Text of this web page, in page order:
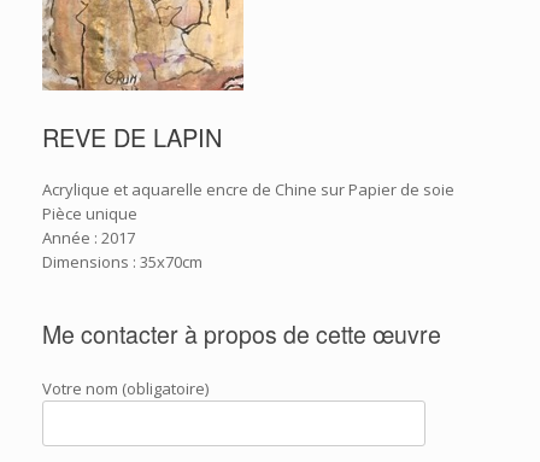
REVE DE LAPIN
Acrylique et aquarelle encre de Chine sur Papier de soie
Pièce unique
Année : 2017
Dimensions : 35x70cm
Me contacter à propos de cette œuvre
Votre nom (obligatoire)